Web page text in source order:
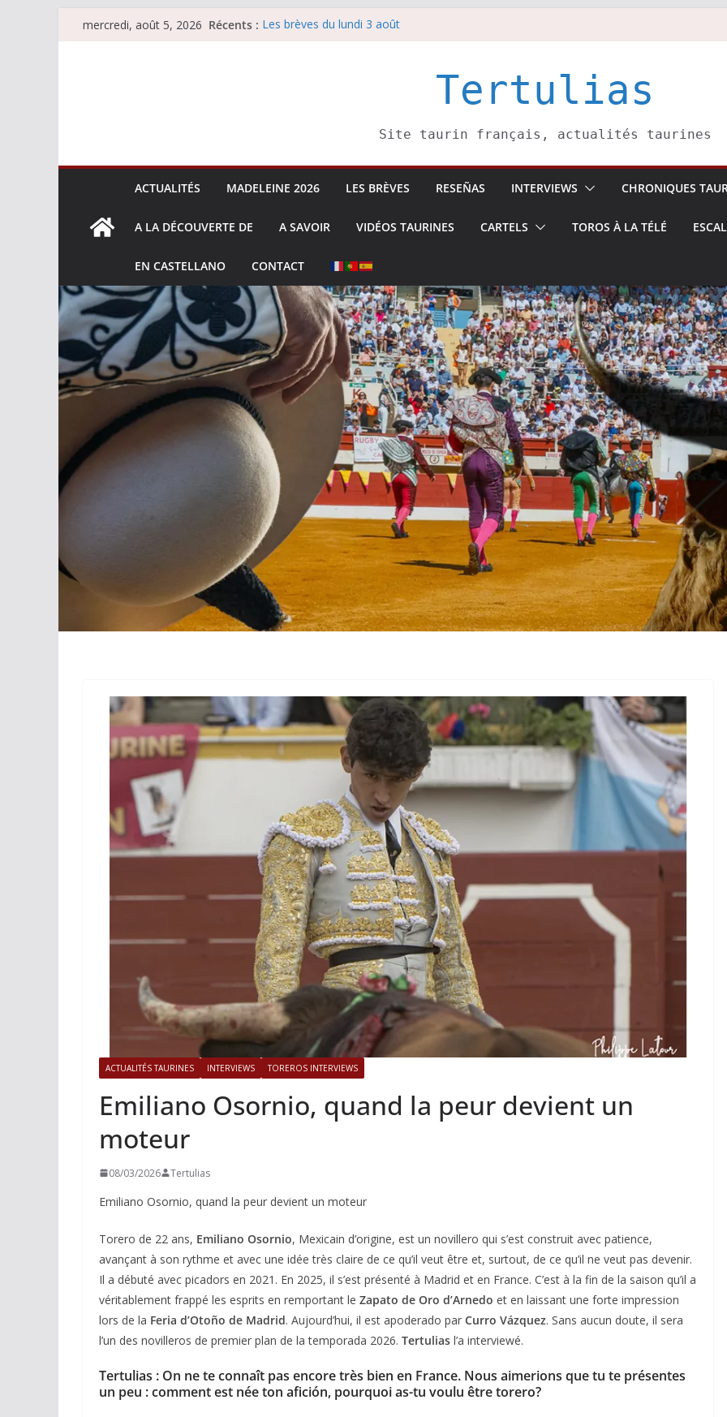
Passermercredi, août 5, 2026 Récents : Les brèves du lundi 3 août
Tertulias
Site taurin français, actualités taurines
ACTUALITÉS MADELEINE 2026 LES BRÈVES RESEÑAS INTERVIEWS CHRONIQUES
A LA DÉCOUVERTE DE A SAVOIR VIDÉOS TAURINES CARTELS TOROS À LA TÉLÉ
EN CASTELLANO CONTACT
ACTUALITÉS TAURINES INTERVIEWS TOREROS INTERVIEWS
Emiliano Osornio, quand la peur devient un
moteur
08/03/2026 Tertulias
Emiliano Osornio, quand la peur devient un moteur
Torero de 22 ans, Emiliano Osornio, Mexicain d’origine, est un novillero qui s’est construit avec patience,
avançant à son rythme et avec une idée très claire de ce qu’il veut être et, surtout, de ce qu’il ne veut pas devenir.
Il a débuté avec picadors en 2021. En 2025, il s’est présenté à Madrid et en France. C’est à la fin de la saison qu’il a
véritablement frappé les esprits en remportant le Zapato de Oro d’Arnedo et en laissant une forte impression
lors de la Feria d’Otoño de Madrid. Aujourd’hui, il est apoderado par Curro Vázquez. Sans aucun doute, il sera
l’un des novilleros de premier plan de la temporada 2026. Tertulias l’a interviewé.
Tertulias : On ne te connaît pas encore très bien en France. Nous aimerions que tu te présentes
un peu : comment est née ton afición, pourquoi as-tu voulu être torero?
PHOTOS TAURINES 2026
Istres, l’ouverture en
photos
19/06/2026 Tertulias
ACTUALITÉS TAURINES PHOTOS TAURINES 2026
Bayonne, la corrida des
fêtes en photos